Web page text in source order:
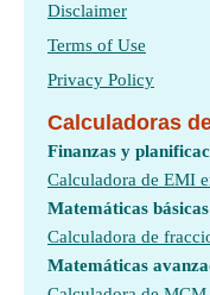
Disclaimer
Terms of Use
Privacy Policy
Calculadoras
Finanzas y
Calculadora de EMI
Matemáticas
Calculadora de
Matemáticas